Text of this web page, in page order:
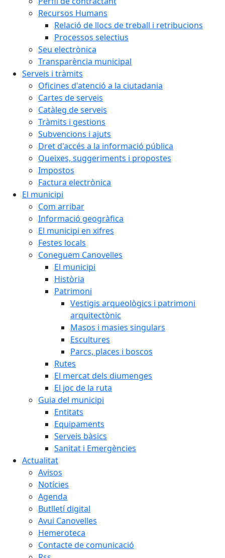
Recursos Humans
Relació de llocs de treball i retribucions
Processos selectius
Seu electrònica
Transparència municipal
Serveis i tràmits
Oficines d'atenció a la ciutadania
Cartes de serveis
Catàleg de serveis
Tràmits i gestions
Subvencions i ajuts
Dret d'accés a la informació pública
Queixes, suggeriments i propostes
Impostos
Factura electrònica
El municipi
Com arribar
Informació geogràfica
El municipi en xifres
Festes locals
Coneguem Canovelles
El municipi
Història
Patrimoni
Vestigis arqueològics i patrimoni
arquitectònic
Masos i masies singulars
Escultures
Parcs, places i boscos
Rutes
El mercat dels diumenges
El joc de la ruta
Guia del municipi
Entitats
Equipaments
Serveis bàsics
Sanitat i Emergències
Actualitat
Avisos
Notícies
Agenda
Butlletí digital
Avui Canovelles
Hemeroteca
Contacte de comunicació